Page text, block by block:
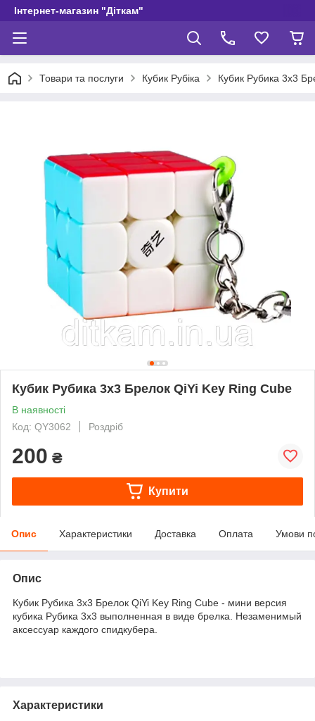
Інтернет-магазин "Діткам"
Товари та послуги Кубик Рубіка Кубик Рубика 3х3
Кубик Рубика 3х3 Брелок QiYi Key Ring Cube
В наявності
Код: QY3062
Роздріб
200 ₴
Купити
Опис Характеристики Доставка Оплата Умови
Опис
Кубик Рубика 3х3 Брелок QiYi Key Ring Cube - мини версия
кубика Рубика 3х3 выполненная в виде брелка. Незаменимый
аксессуар каждого спидкубера.
Характеристики